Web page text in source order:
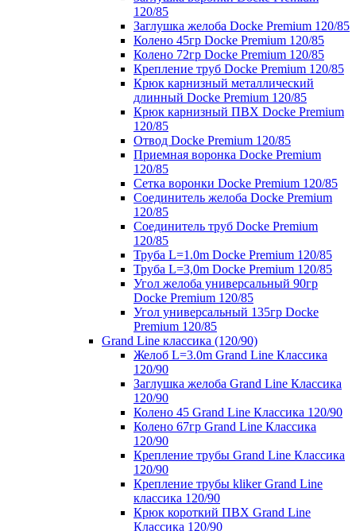
120/85
Заглушка желоба Docke Premium 120/85
Колено 45гр Docke Premium 120/85
Колено 72гр Docke Premium 120/85
Крепление труб Docke Premium 120/85
Крюк карнизный металлический
длинный Docke Premium 120/85
Крюк карнизный ПВХ Docke Premium
120/85
Отвод Docke Premium 120/85
Приемная воронка Docke Premium
120/85
Сетка воронки Docke Premium 120/85
Соединитель желоба Docke Premium
120/85
Соединитель труб Docke Premium
120/85
Труба L=1.0m Docke Premium 120/85
Труба L=3,0m Docke Premium 120/85
Угол желоба универсальный 90гр
Docke Premium 120/85
Угол универсальный 135гр Docke
Premium 120/85
Grand Line классика (120/90)
Желоб L=3.0m Grand Line Классика
120/90
Заглушка желоба Grand Line Классика
120/90
Колено 45 Grand Line Классика 120/90
Колено 67гр Grand Line Классика
120/90
Крепление трубы Grand Line Классика
120/90
Крепление трубы kliker Grand Line
классика 120/90
Крюк короткий ПВХ Grand Line
Классика 120/90